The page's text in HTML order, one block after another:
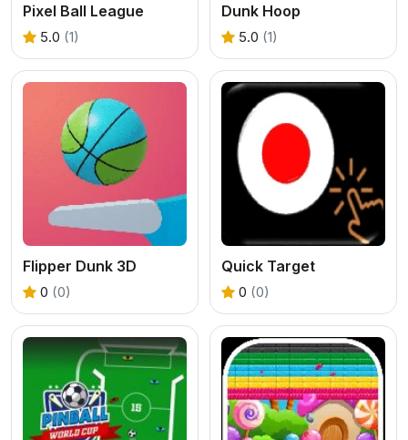
Pixel Ball League
5.0 (1)
Dunk Hoop
5.0 (1)
Flipper Dunk 3D
0 (0)
Quick Target
0 (0)